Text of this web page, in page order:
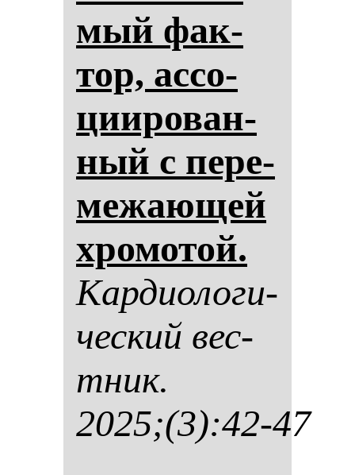
мый фак­
тор, ас­со­
ци­иро­ван­
ный с пе­ре­
ме­жа­ющей
хро­мо­той.
Кар­ди­оло­ги­
чес­кий вес­
тник.
2025;(3):42-47